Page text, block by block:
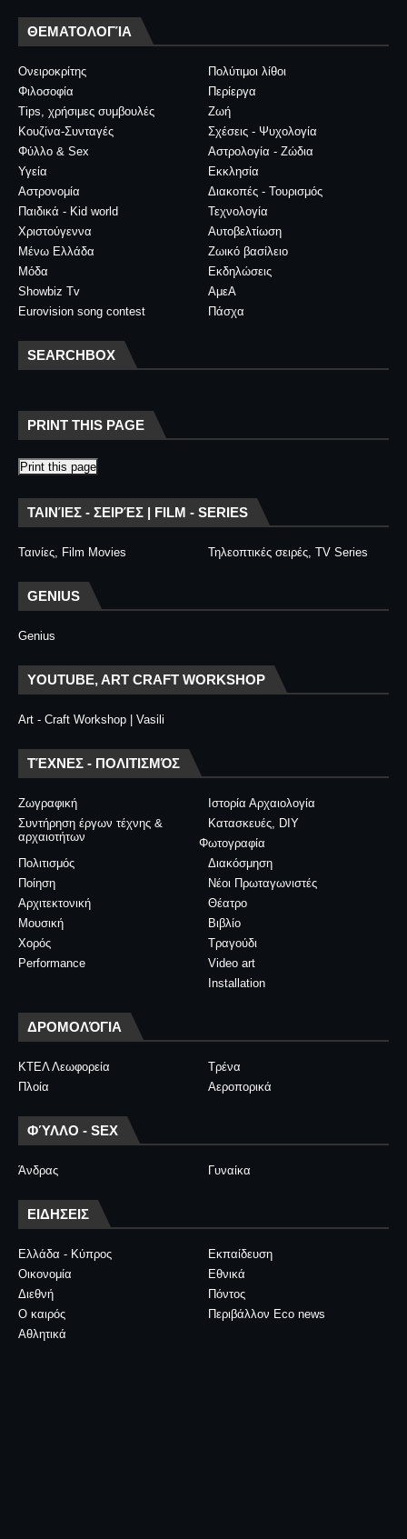
ΘΕΜΑΤΟΛΟΓΊΑ
Ονειροκρίτης
Πολύτιμοι λίθοι
Φιλοσοφία
Περίεργα
Tips, χρήσιμες συμβουλές
Ζωή
Κουζίνα-Συνταγές
Σχέσεις - Ψυχολογία
Φύλλο & Sex
Αστρολογία - Ζώδια
Υγεία
Εκκλησία
Αστρονομία
Διακοπές - Τουρισμός
Παιδικά - Kid world
Τεχνολογία
Χριστούγεννα
Αυτοβελτίωση
Μένω Ελλάδα
Ζωικό βασίλειο
Μόδα
Εκδηλώσεις
Showbiz Tv
ΑμεΑ
Eurovision song contest
Πάσχα
SEARCHBOX
PRINT THIS PAGE
Print this page
ΤΑΙΝΊΕΣ - ΣΕΙΡΈΣ | FILM - SERIES
Ταινίες, Film Movies Τηλεοπτικές σειρές, TV Series
GENIUS
Genius
YOUTUBE, ART CRAFT WORKSHOP
Art - Craft Workshop | Vasili
ΤΈΧΝΕΣ - ΠΟΛΙΤΙΣΜΌΣ
Ζωγραφική
Ιστορία Αρχαιολογία
Συντήρηση έργων τέχνης &
αρχαιοτήτων
Κατασκευές, DIY
Φωτογραφία
Διακόσμηση
Πολιτισμός
Νέοι Πρωταγωνιστές
Ποίηση
Θέατρο
Αρχιτεκτονική
Βιβλίο
Μουσική
Τραγούδι
Χορός
Video art
Performance
Installation
ΔΡΟΜΟΛΌΓΙΑ
ΚΤΕΛ Λεωφορεία
Τρένα
Πλοία
Αεροπορικά
ΦΎΛΛΟ - SEX
Άνδρας Γυναίκα
ΕΙΔΗΣΕΙΣ
Ελλάδα - Κύπρος
Εκπαίδευση
Οικονομία
Εθνικά
Διεθνή
Πόντος
Ο καιρός
Περιβάλλον Eco news
Αθλητικά